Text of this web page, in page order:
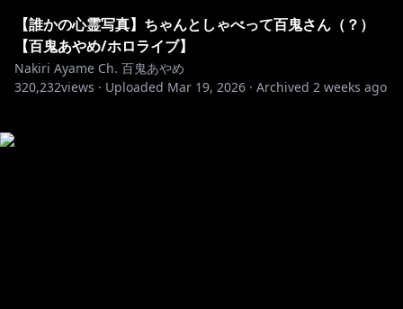
【誰かの心霊写真】ちゃんとしゃべって百鬼さん（？）
【百鬼あやめ/ホロライブ】
Nakiri Ayame Ch. 百鬼あやめ
320,232views · Uploaded Mar 19, 2026 · Archived 2 weeks ago